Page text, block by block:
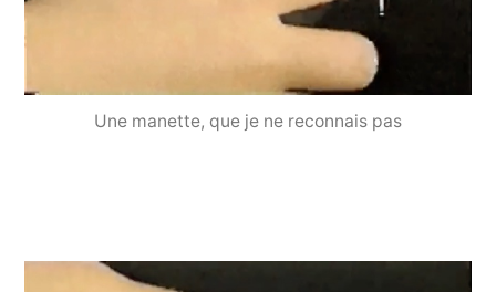
Une manette, que je ne reconnais pas